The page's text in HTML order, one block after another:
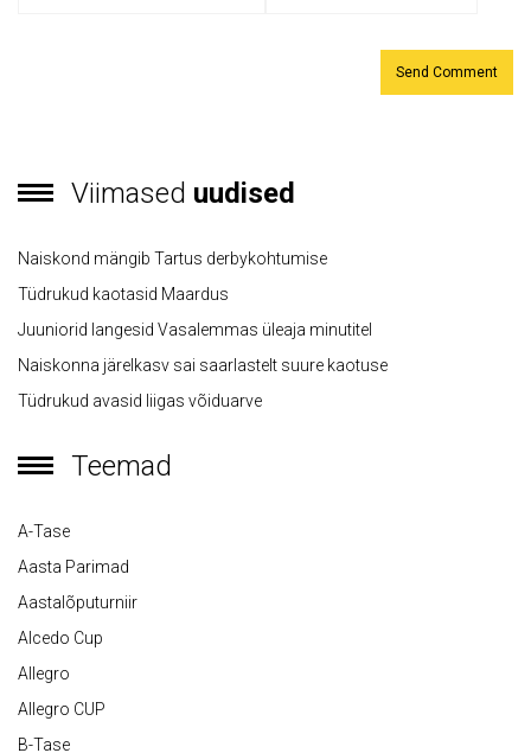
Viimased uudised
Naiskond mängib Tartus derbykohtumise
Tüdrukud kaotasid Maardus
Juuniorid langesid Vasalemmas üleaja minutitel
Naiskonna järelkasv sai saarlastelt suure kaotuse
Tüdrukud avasid liigas võiduarve
Teemad
A-Tase
Aasta Parimad
Aastalõputurniir
Alcedo Cup
Allegro
Allegro CUP
B-Tase